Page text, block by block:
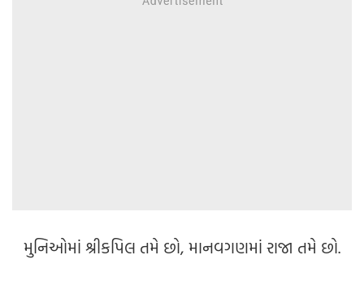
મુનિઓમાં શ્રીકપિલ તમે છો, માનવગણમાં રાજા તમે છો.